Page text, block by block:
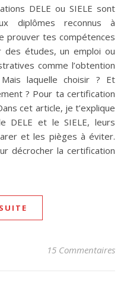
DELE ou SIELE sont
diplômes reconnus à
prouver tes compétences
des études, un emploi ou
comme l’obtention
laquelle choisir ? Et
? Pour ta certification
cet article, je t’explique
DELE et le SIELE, leurs
et les pièges à éviter.
décrocher la certification
15 Commentaires